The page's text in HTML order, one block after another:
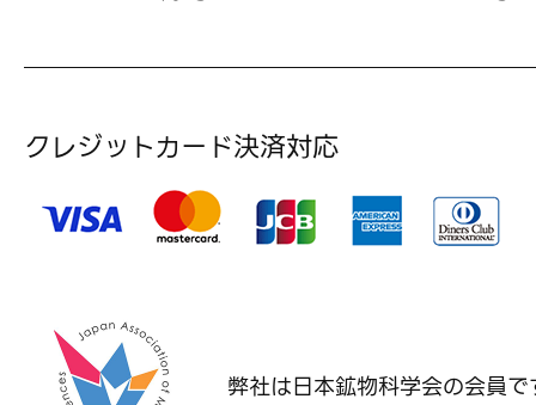
クレジットカード決済対応
弊社は日本鉱物科学会の会員で